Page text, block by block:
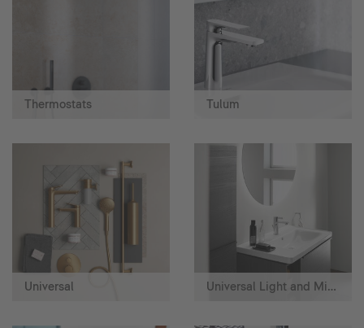
Thermostats Tulum
Universal Universal Light and Mirror